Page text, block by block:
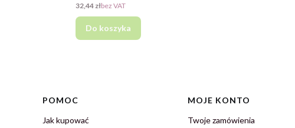
Cena
32,44 złbez VAT
Do koszyka
Linki w stopce
POMOC
Jak kupować
MOJE KONTO
Twoje zamówienia